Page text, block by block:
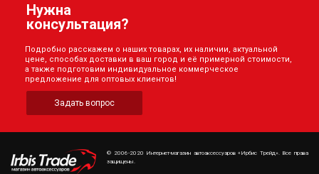
Нужна
консультация?
Подробно расскажем о наших товарах, их наличии, актуальной
цене, способах доставки в ваш город и её примерной стоимости,
а также подготовим индивидуальное коммерческое
предложение для оптовых клиентов!
Задать вопрос
© 2006-2020 Интернет-магазин автоаксессуаров «Ирбис Трейд». Все права
защищены.